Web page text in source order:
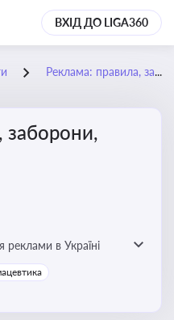
ВХІД ДО LIGA360
Реклама: правила, заборони, кейси
заборони,
в Україні